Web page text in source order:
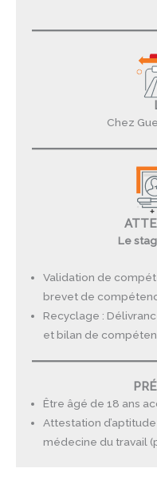
Chez
Le
Validation de
brevet de
Recyclage :
et bilan de
Être âgé de 18 ans
Attestation
médecine du travail